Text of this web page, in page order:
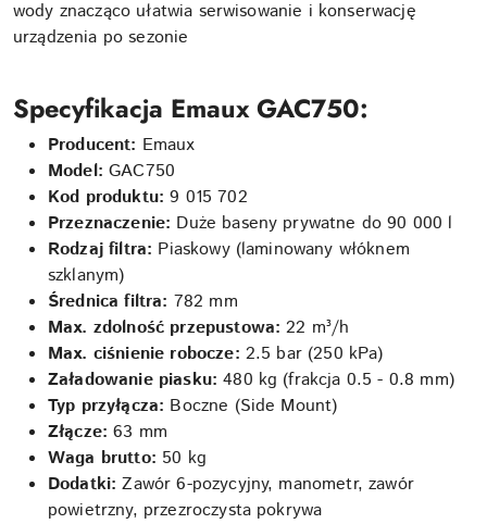
wody znacząco ułatwia serwisowanie i konserwację
urządzenia po sezonie
Specyfikacja Emaux GAC750:
Producent: Emaux
Model: GAC750
Kod produktu: 9 015 702
Przeznaczenie: Duże baseny prywatne do 90 000 l
Rodzaj filtra: Piaskowy (laminowany włóknem
szklanym)
Średnica filtra: 782 mm
Max. zdolność przepustowa: 22 m³/h
Max. ciśnienie robocze: 2.5 bar (250 kPa)
Załadowanie piasku: 480 kg (frakcja 0.5 - 0.8 mm)
Typ przyłącza: Boczne (Side Mount)
Złącze: 63 mm
Waga brutto: 50 kg
Dodatki: Zawór 6-pozycyjny, manometr, zawór
powietrzny, przezroczysta pokrywa